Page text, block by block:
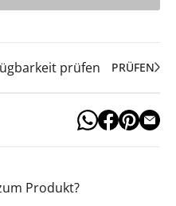
prüfen PRÜFEN
Produkt?